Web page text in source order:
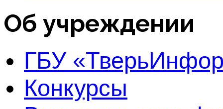
Об учреждении
ГБУ
Конкурсы